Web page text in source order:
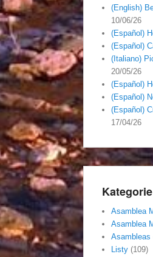
(English)
10/06/26
(Español)
(Español)
(Italiano)
20/05/26
(Español)
(Español)
(Español)
17/04/26
Kategorie
Asamblea
Asamblea
Asambleas
Listy (109)